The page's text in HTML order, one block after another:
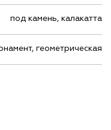
под камень, калакатта
геометрическая